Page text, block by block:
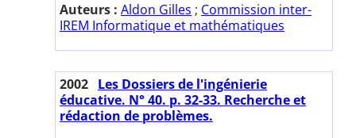
Auteurs : Aldon Gilles ; Commission inter-
IREM Informatique et mathématiques
2002 Les Dossiers de l'ingénierie
éducative. N° 40. p. 32-33. Recherche et
rédaction de problèmes.